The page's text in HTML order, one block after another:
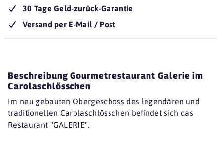
30 Tage Geld-zurück-Garantie
Versand per E-Mail / Post
Beschreibung Gourmetrestaurant Galerie im
Carolaschlösschen
Im neu gebauten Obergeschoss des legendären und
traditionellen Carolaschlösschen befindet sich das
Restaurant "GALERIE".